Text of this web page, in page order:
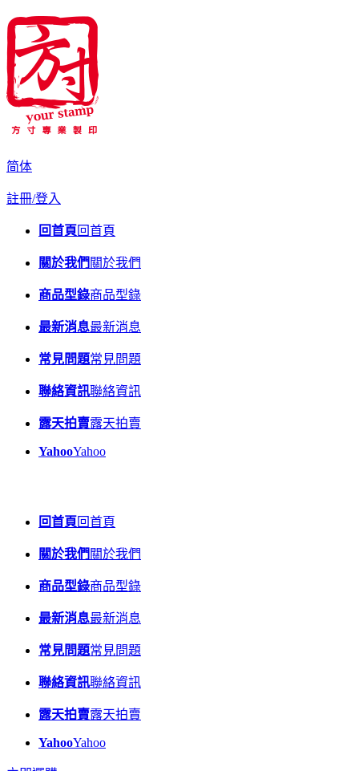
简体
註冊/登入
回首頁回首頁
關於我們 關於我們
商品型錄商品型錄
最新消息最新消息
常見問題常見問題
聯絡資訊聯絡資訊
露天拍賣露天拍賣
YahooYahoo
回首頁回首頁
關於我們 關於我們
商品型錄商品型錄
最新消息最新消息
常見問題常見問題
聯絡資訊聯絡資訊
露天拍賣露天拍賣
YahooYahoo